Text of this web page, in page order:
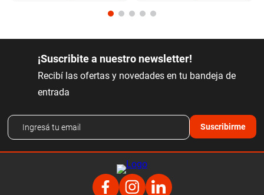
¡Suscribite a nuestro newsletter!
Recibí las ofertas y novedades en tu bandeja de
entrada
Suscribirme